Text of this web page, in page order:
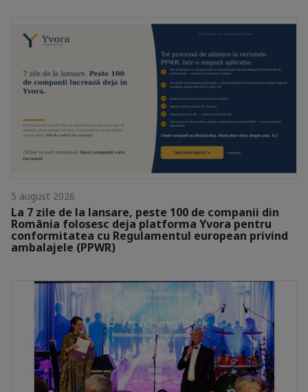
5 august 2026
La 7 zile de la lansare, peste 100 de companii din
România folosesc deja platforma Yvora pentru
conformitatea cu Regulamentul european privind
ambalajele (PPWR)